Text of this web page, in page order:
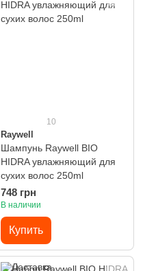
10
Raywell
Шампунь Raywell BIO
HIDRA увлажняющий для
сухих волос 250ml
748 грн
В наличии
Купить